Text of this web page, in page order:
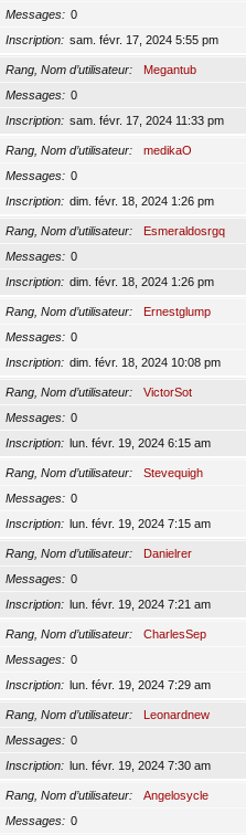
Messages
0
Inscription
sam. févr. 17, 2024 5:55 pm
Rang, Nom d’utilisateur
Megantub
Messages
0
Inscription
sam. févr. 17, 2024 11:33 pm
Rang, Nom d’utilisateur
medikaO
Messages
0
Inscription
dim. févr. 18, 2024 1:26 pm
Rang, Nom d’utilisateur
Esmeraldosrgq
Messages
0
Inscription
dim. févr. 18, 2024 1:26 pm
Rang, Nom d’utilisateur
Ernestglump
Messages
0
Inscription
dim. févr. 18, 2024 10:08 pm
Rang, Nom d’utilisateur
VictorSot
Messages
0
Inscription
lun. févr. 19, 2024 6:15 am
Rang, Nom d’utilisateur
Stevequigh
Messages
0
Inscription
lun. févr. 19, 2024 7:15 am
Rang, Nom d’utilisateur
Danielrer
Messages
0
Inscription
lun. févr. 19, 2024 7:21 am
Rang, Nom d’utilisateur
CharlesSep
Messages
0
Inscription
lun. févr. 19, 2024 7:29 am
Rang, Nom d’utilisateur
Leonardnew
Messages
0
Inscription
lun. févr. 19, 2024 7:30 am
Rang, Nom d’utilisateur
Angelosycle
Messages
0